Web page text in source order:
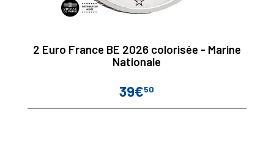
2 Euro France BE 2026 colorisée - Marine
Nationale
Prix
39€50